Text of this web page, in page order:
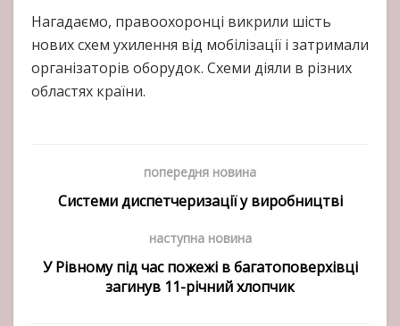
Нагадаємо, правоохоронці викрили шість
нових схем ухилення від мобілізації і затримали
організаторів оборудок. Схеми діяли в різних
областях країни.
попередня новина
Системи диспетчеризації у виробництві
наступна новина
У Рівному під час пожежі в багатоповерхівці
загинув 11-річний хлопчик